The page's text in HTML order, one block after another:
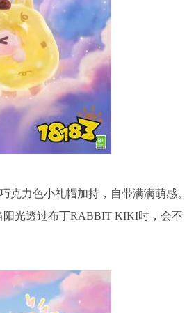
力色小礼帽加持，自带满满萌感。
阳光透过布丁RABBIT KIKI时，会不